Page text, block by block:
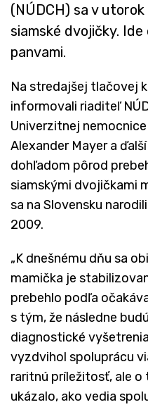
(NÚDCH) sa v
siamské dvojičky.
panvami.
Na stredajšej tlačovej
informovali riaditeľ
Univerzitnej
Alexander Mayer a
dohľadom pôrod
siamskými dvojičkami
sa na Slovensku
2009.
„K dnešnému dňu sa
mamička je
prebehlo podľa
s tým, že následne
diagnostické
vyzdvihol spoluprácu
raritnú príležitosť, ale o
ukázalo, ako vedia